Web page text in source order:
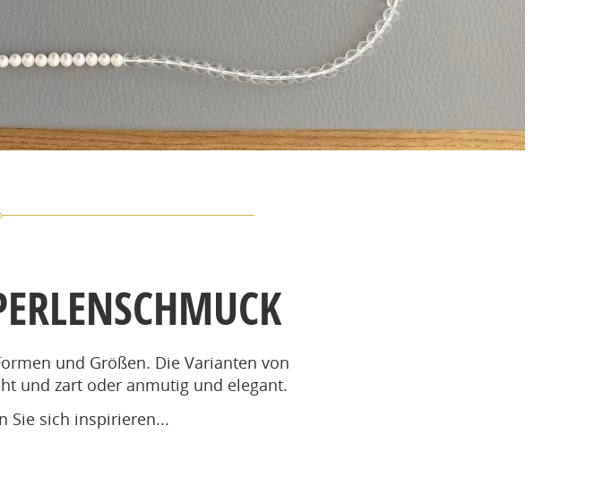
und Größen. Die Varianten von
und zart oder anmutig und elegant.
Sie sich inspirieren...